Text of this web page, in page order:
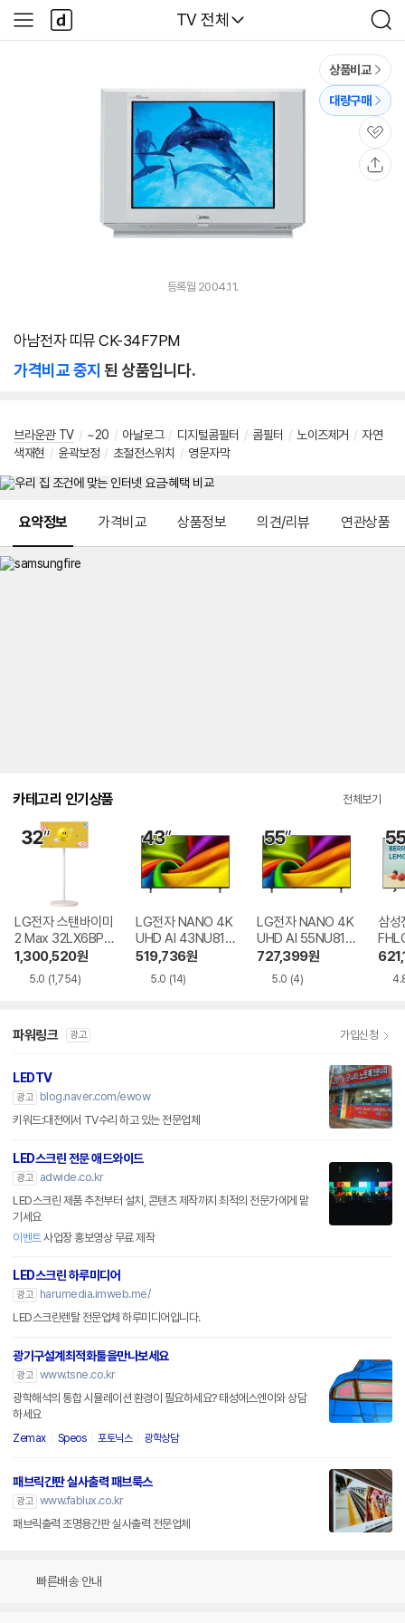
다나와
TV 전체
검
색
사
이
다
나
와
상품비교
대량구매
관
심
등록월 2004.11.
아남전자 띠뮤 CK-34F7PM
가격비교 중지 된 상품입니다.
브라운관 TV / ~20 / 아날로그 / 디지털콤필터 / 콤필터 / 노이즈제거 / 자연
색재현 / 윤곽보정 / 초절전스위치 / 영문자막
요약정보 가격비교 상품정보 의견/리뷰 연관상품
카테고리 인기상품 전체보기
LG전자 스탠바이미
2 Max 32LX6BPG
A
1,300,520원
5.0 (1,754)
LG전자 NANO 4K
UHD AI 43NU810
BENA
519,736원
5.0 (14)
LG전자 NANO 4K
UHD AI 55NU810
BENA
727,399원
5.0 (4)
삼성
파워링크 광고 가입신청
LEDTV
광고
blog.naver.com/ewow
키워드:대전에서 TV수리 하고 있는 전문업체
LED스크린 전문 애드와이드
광고
adwide.co.kr
LED스크린 제품 추천부터 설치, 콘텐츠 제작까지 최적의 전문가에게 맡
기세요
이벤트사업장 홍보영상 무료 제작
LED스크린 하루미디어
광고
harumedia.imweb.me/
LED스크린렌탈 전문업체 하루미디어입니다.
광기구설계최적화툴을만나보세요
광고 www.tsne.co.kr
광학해석의 통합 시뮬레이션 환경이 필요하세요? 태성에스엔이와 상담
하세요
Zemax Speos 포토닉스 광학상담
패브릭간판 실사출력 패브룩스
광고 www.fablux.co.kr
패브릭출력 조명용간판 실사출력 전문업체
빠른배송 안내